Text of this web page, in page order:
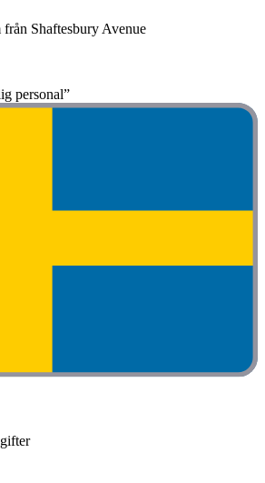
Shaftesbury Avenue
personal”